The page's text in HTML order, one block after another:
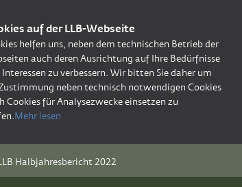
auf der LLB-Webseite
helfen uns, neben dem technischen Betrieb der
auch deren Ausrichtung auf Ihre Bedürfnisse
Interessen zu verbessern. Wir bitten Sie daher um
neben technisch notwendigen Cookies
Cookies für Analysezwecke einsetzen zu
Mehr lesen
Halbjahresbericht 2022